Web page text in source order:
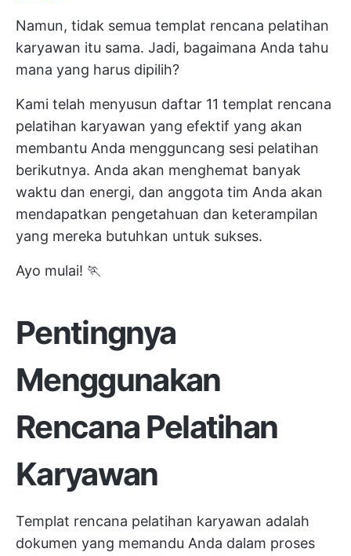
Namun, tidak semua templat rencana pelatihan
karyawan itu sama. Jadi, bagaimana Anda tahu
mana yang harus dipilih?
Kami telah menyusun daftar 11 templat rencana
pelatihan karyawan yang efektif yang akan
membantu Anda mengguncang sesi pelatihan
berikutnya. Anda akan menghemat banyak
waktu dan energi, dan anggota tim Anda akan
mendapatkan pengetahuan dan keterampilan
yang mereka butuhkan untuk sukses.
Ayo mulai! 🏃
Pentingnya
Menggunakan
Rencana Pelatihan
Karyawan
Templat rencana pelatihan karyawan adalah
dokumen yang memandu Anda dalam proses